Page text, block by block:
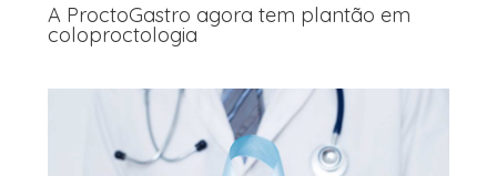
A ProctoGastro agora tem plantão em
coloproctologia